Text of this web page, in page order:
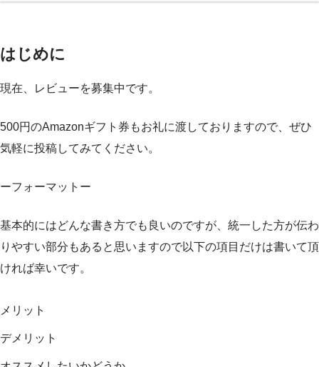
はじめに
現在、レビューを募集中です。
500円のAmazonギフト券もお礼に渡しておりますので、ぜひ
気軽に投稿してみてください。
ーフォーマットー
基本的にはどんな書き方でも良いのですが、統一した方が伝わ
りやすい部分もあると思いますので以下の項目だけは書いて頂
ければ幸いです。
メリット
デメリット